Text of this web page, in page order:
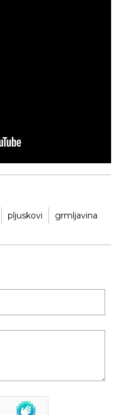
pljuskovi grmljavina